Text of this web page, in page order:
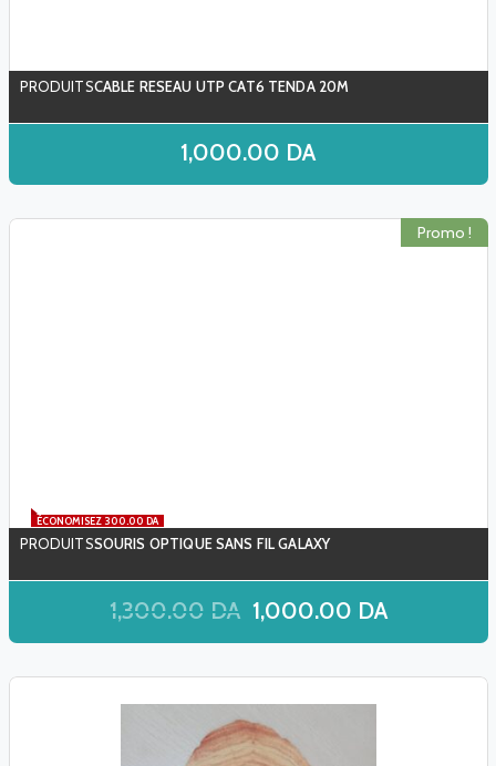
CABLE RESEAU UTP CAT6 TENDA 20M
1,000.00 DA
ÉCONOMISEZ 300.00 DA
Promo !
SOURIS OPTIQUE SANS FIL GALAXY
1,300.00 DA 1,000.00 DA